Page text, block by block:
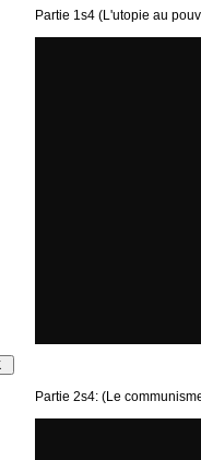
Partie 1s4 (L'utopie au
Partie 2s4: (Le